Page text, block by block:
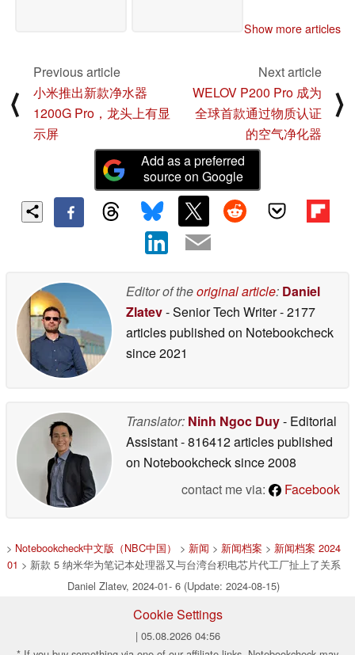
Show more articles
⟨
Previous article
小米推出新款净水器
1200G Pro，龙头上有显
示屏
Next article
WELOV P200 Pro 成为
全球首款通过物质认证
的空气净化器
⟩
Add as a preferred
source on Google
Editor of theoriginal article: Daniel
Zlatev- Senior Tech Writer- 2177
articles published on Notebookcheck
since 2021
Translator: Ninh Ngoc Duy- Editorial
Assistant- 816412 articles published
on Notebookchecksince 2008
contact me via:
Facebook
> Notebookcheck中文版（NBC中国） > 新闻 > 新闻档案 > 新闻档案 2024
01 > 新款 5 纳米华为笔记本处理器又与台湾台积电芯片代工厂扯上了关系
Daniel Zlatev, 2024-01- 6 (Update: 2024-08-15)
Cookie Settings
| 05.08.2026 04:56